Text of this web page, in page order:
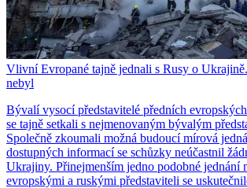
Vlivní Evropané tajně jednali s Rusy o
nebyl
Bývalí vysocí představitelé předních
se tajně setkali s nejmenovaným bývalým
Společně zkoumali možná budoucí mírová
dostupných informací se schůzky neúčastnil
Ukrajiny. Přinejmenším jedno podobné jednání
evropskými a ruskými představiteli se